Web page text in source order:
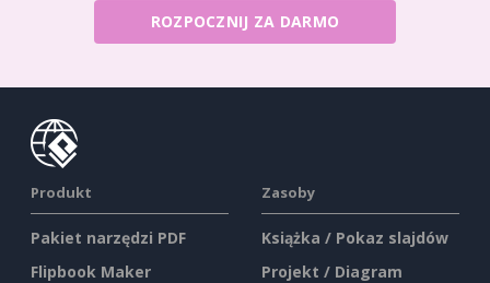
ROZPOCZNIJ ZA DARMO
Produkt
Pakiet narzędzi PDF
Flipbook Maker
Zasoby
Książka / Pokaz slajdów
Projekt / Diagram